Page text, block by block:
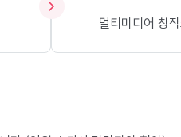
멀티미디어 창